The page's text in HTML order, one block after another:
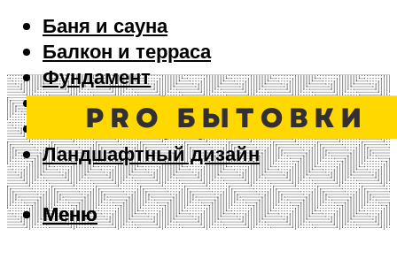
Баня и сауна
Балкон и терраса
Фундамент
Ворота и забор
Дизайн интерьера
Ландшафтный дизайн
Меню
Меню